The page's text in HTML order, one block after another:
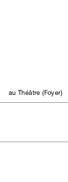
au Théâtre (Foyer)